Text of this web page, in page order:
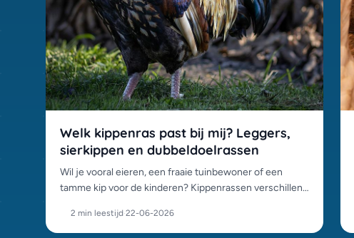
Welk kippenras past bij mij? Leggers,
sierkippen en dubbeldoelrassen
Wil je vooral eieren, een fraaie tuinbewoner of een
tamme kip voor de kinderen? Kippenrassen verschillen
2 min leestijd·22-06-2026